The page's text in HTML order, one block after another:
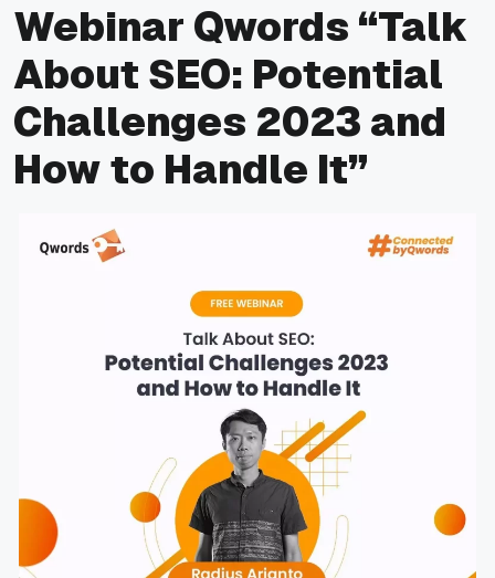
Webinar Qwords “Talk
About SEO: Potential
Challenges 2023 and
How to Handle It”